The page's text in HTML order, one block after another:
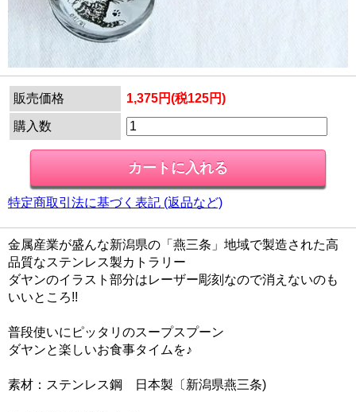
販売価格 1,375円(税125円)
購入数
特定商取引法に基づく表記 (返品など)
金属産業が盛んな新潟県の「燕三条」地域で製造された高
品質なステンレス製カトラリー
ダヤンのイラスト部分はレーザー彫刻なので消えないのも
いいところ!!
普段使いにピッタリのスープスプーン
ダヤンと楽しいお食事タイムを♪
素材：ステンレス鋼 日本製〔新潟県燕三条)